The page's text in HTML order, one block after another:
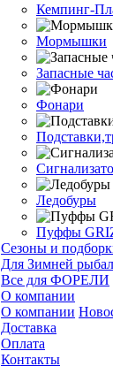
Кемпинг-
Мормышки
Запасные
Фонари
Ледобуры
Пуффы
Сезоны и
Для Зимней
Все для ФОРЕЛИ
О компании
О компании
Доставка
Оплата
Контакты